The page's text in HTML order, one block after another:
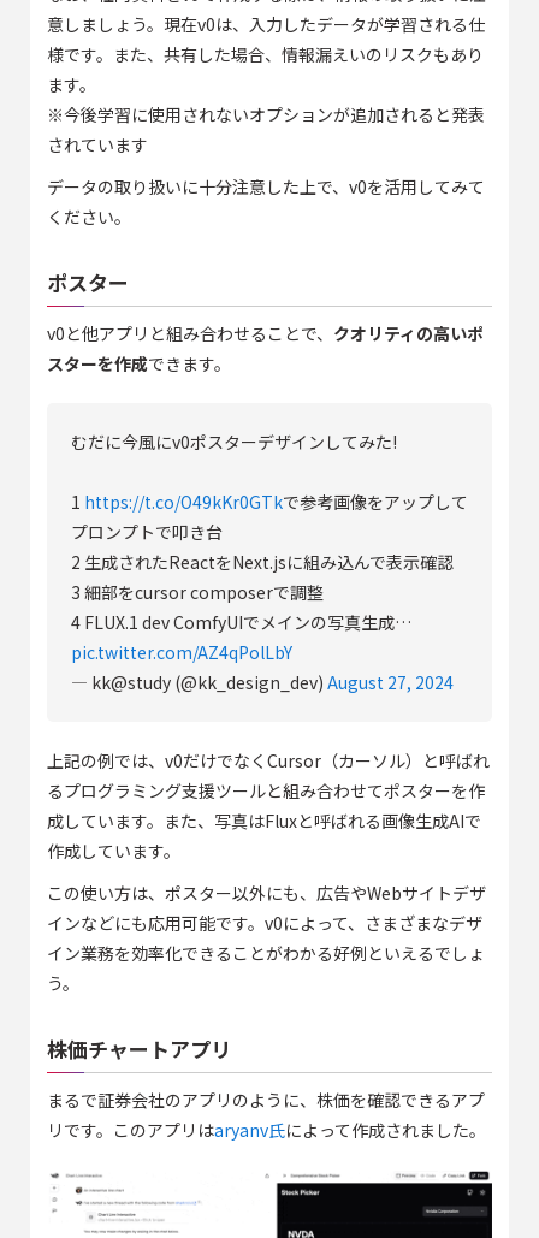
意しましょう。現在v0は、入力したデータが学習される仕
様です。また、共有した場合、情報漏えいのリスクもあり
ます。
※今後学習に使用されないオプションが追加されると発表
されています
データの取り扱いに十分注意した上で、v0を活用してみて
ください。
ポスター
v0と他アプリと組み合わせることで、 クオリティの高いポ
スターを作成できます。
むだに今風にv0ポスターデザインしてみた!
1 https://t.co/O49kKr0GTkで参考画像をアップして
プロンプトで叩き台
2 生成されたReactをNext.jsに組み込んで表示確認
3 細部をcursor composerで調整
4 FLUX.1 dev ComfyUIでメインの写真生成…
pic.twitter.com/AZ4qPolLbY
— kk@study (@kk_design_dev) August 27, 2024
上記の例では、v0だけでなくCursor（カーソル）と呼ばれ
るプログラミング支援ツールと組み合わせてポスターを作
成しています。また、写真はFluxと呼ばれる画像生成AIで
作成しています。
この使い方は、ポスター以外にも、広告やWebサイトデザ
インなどにも応用可能です。v0によって、さまざまなデザ
イン業務を効率化できることがわかる好例といえるでしょ
う。
株価チャートアプリ
まるで証券会社のアプリのように、株価を確認できるアプ
リです。このアプリはaryanv氏によって作成されました。